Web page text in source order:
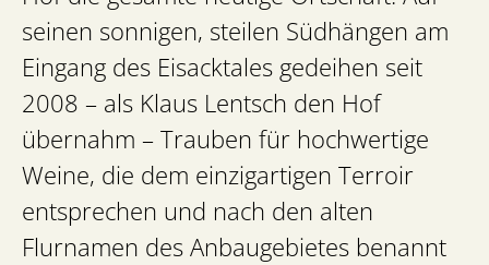
seinen sonnigen, steilen Südhängen am
Eingang des Eisacktales gedeihen seit
2008 – als Klaus Lentsch den Hof
übernahm – Trauben für hochwertige
Weine, die dem einzigartigen Terroir
entsprechen und nach den alten
Flurnamen des Anbaugebietes benannt